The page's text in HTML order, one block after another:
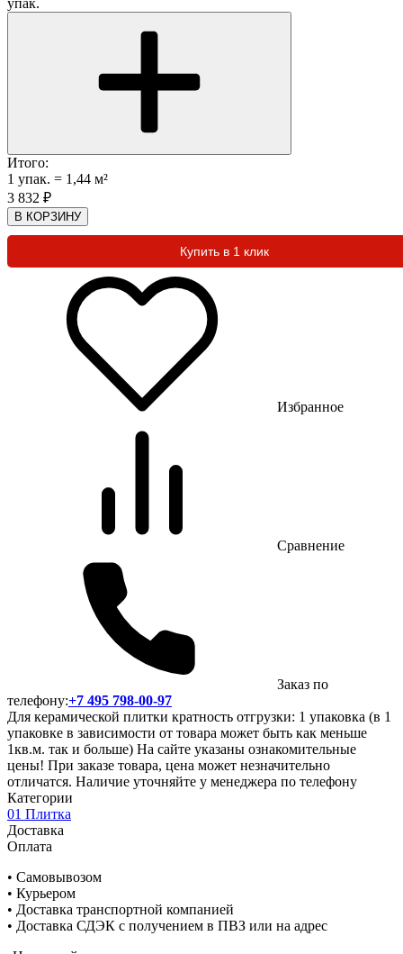
Итого:
1 упак. = 1,44 м²
3 832 ₽
В КОРЗИНУ
Купить в 1 клик
Избранное
Сравнение
Заказ по
телефону:+7 495 798-00-97
Для керамической плитки кратность отгрузки: 1 упаковка (в 1
упаковке в зависимости от товара может быть как меньше
1кв.м. так и больше) На сайте указаны ознакомительные
цены! При заказе товара, цена может незначительно
отличатся. Наличие уточняйте у менеджера по телефону
Категории
01 Плитка
Доставка
Оплата
• Самовывозом
• Курьером
• Доставка транспортной компанией
• Доставка СДЭК с получением в ПВЗ или на адрес